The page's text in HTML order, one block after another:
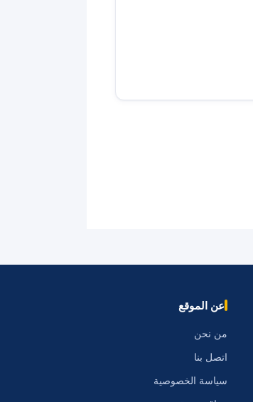
عن الموقع
من نحن
اتصل بنا
سياسة الخصوصية